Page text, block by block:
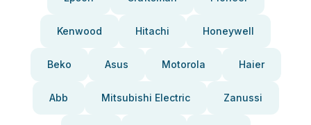
Kenwood Hitachi Honeywell
Beko Asus Motorola Haier
Abb Mitsubishi Electric Zanussi